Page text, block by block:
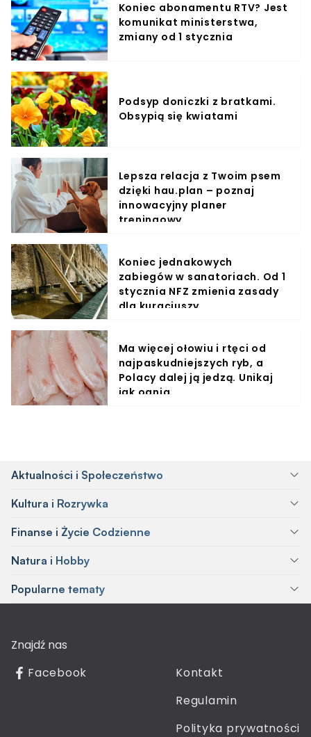
Koniec abonamentu RTV? Jest
komunikat ministerstwa,
zmiany od 1 stycznia
Podsyp doniczki z bratkami.
Obsypią się kwiatami
Lepsza relacja z Twoim psem
dzięki hau.plan – poznaj
innowacyjny planer
treningowy
Koniec jednakowych
zabiegów w sanatoriach. Od 1
stycznia NFZ zmienia zasady
dla kuracjuszy
Ma więcej ołowiu i rtęci od
najpaskudniejszych ryb, a
Polacy dalej ją jedzą. Unikaj
jak ognia
Aktualności i Społeczeństwo
Kultura i Rozrywka
Finanse i Życie Codzienne
Natura i Hobby
Popularne tematy
Znajdź nas
Facebook
Kontakt
Regulamin
Polityka prywatności